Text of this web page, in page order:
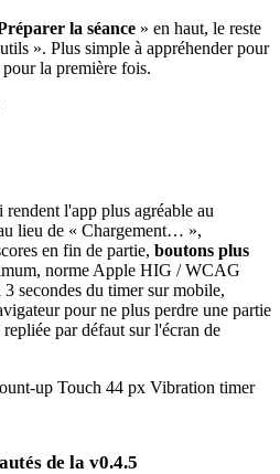
la séance » en haut, le reste
». Plus simple à appréhender pour
la première fois.
l'app plus agréable au
lieu de « Chargement… »,
en fin de partie, boutons plus
norme Apple HIG / WCAG
3 secondes du timer sur mobile,
pour ne plus perdre une partie
repliée par défaut sur l'écran de
up Touch 44 px Vibration timer
de la v0.4.5